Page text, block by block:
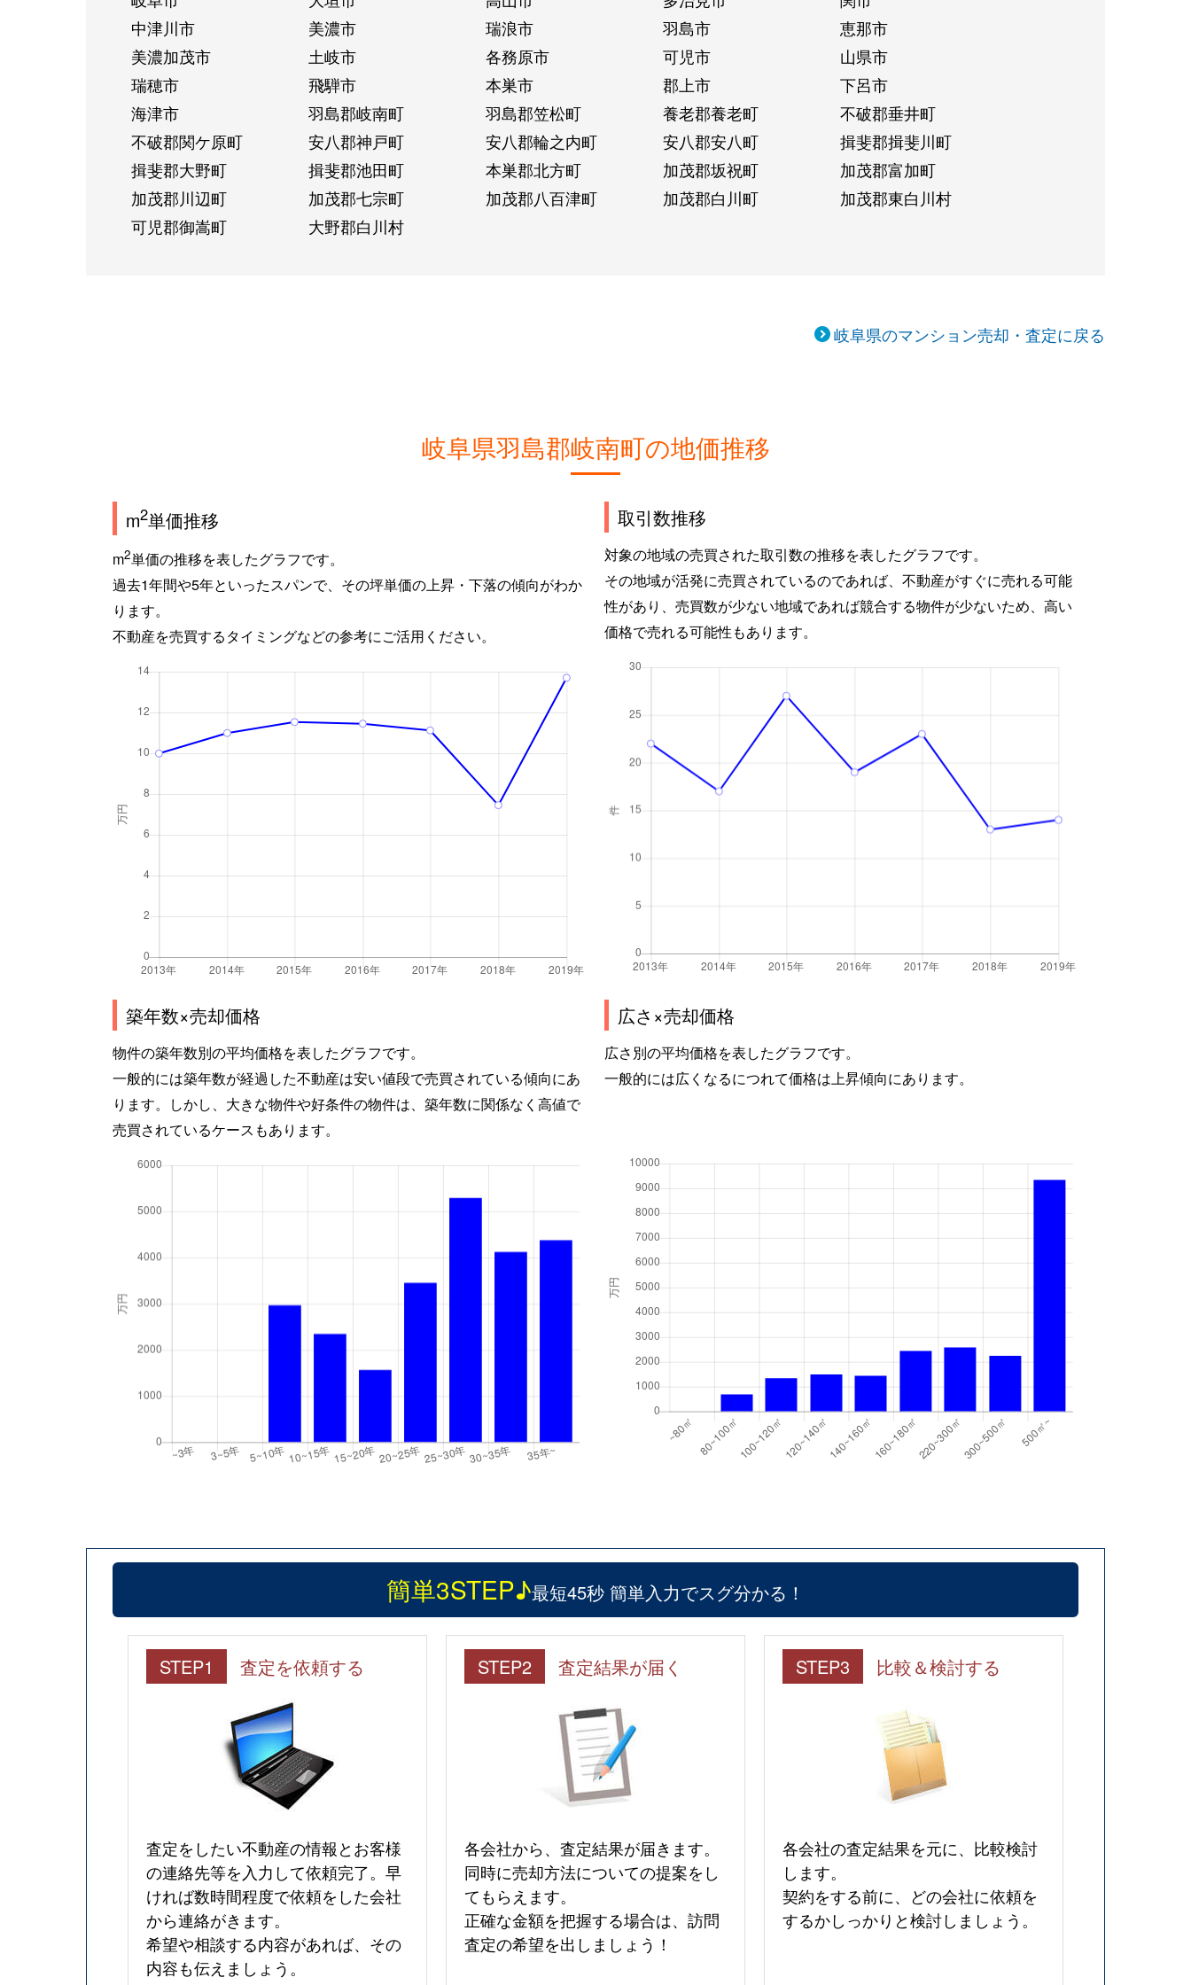
中津川市
美濃市 瑞浪市 羽島市
恵那市
美濃加茂市
土岐市 各務原市 可児市
山県市
瑞穂市
飛騨市 本巣市 郡上市
下呂市
海津市
羽島郡岐南町 羽島郡笠松町 養老郡養老町
不破郡垂井町
不破郡関ケ原町
安八郡神戸町 安八郡輪之内町 安八郡安八町
揖斐郡揖斐川町
揖斐郡大野町
揖斐郡池田町 本巣郡北方町 加茂郡坂祝町
加茂郡富加町
加茂郡川辺町
加茂郡七宗町 加茂郡八百津町 加茂郡白川町
加茂郡東白川村
可児郡御嵩町
大野郡白川村
岐阜県のマンション売却・査定に戻る
岐阜県羽島郡岐南町の地価推移
m2単価推移
m2単価の推移を表したグラフです。
過去1年間や5年といったスパンで、その坪単価の上昇・下落の傾向がわか
ります。
不動産を売買するタイミングなどの参考にご活用ください。
取引数推移
対象の地域の売買された取引数の推移を表したグラフです。
その地域が活発に売買されているのであれば、不動産がすぐに売れる可能
性があり、売買数が少ない地域であれば競合する物件が少ないため、高い
価格で売れる可能性もあります。
築年数×売却価格
物件の築年数別の平均価格を表したグラフです。
一般的には築年数が経過した不動産は安い値段で売買されている傾向にあ
ります。しかし、大きな物件や好条件の物件は、築年数に関係なく高値で
売買されているケースもあります。
広さ×売却価格
広さ別の平均価格を表したグラフです。
一般的には広くなるにつれて価格は上昇傾向にあります。
簡単3STEP♪最短45秒 簡単入力でスグ分かる！
STEP1 査定を依頼する
査定をしたい不動産の情報とお客様
の連絡先等を入力して依頼完了。早
ければ数時間程度で依頼をした会社
から連絡がきます。
希望や相談する内容があれば、その
内容も伝えましょう。
STEP2 査定結果が届く
各会社から、査定結果が届きます。
同時に売却方法についての提案をし
てもらえます。
正確な金額を把握する場合は、訪問
査定の希望を出しましょう！
STEP3 比較＆検討する
各会社の査定結果を元に、比較検討
します。
契約をする前に、どの会社に依頼を
するかしっかりと検討しましょう。